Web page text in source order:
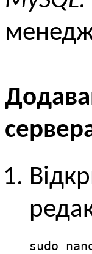
sudo